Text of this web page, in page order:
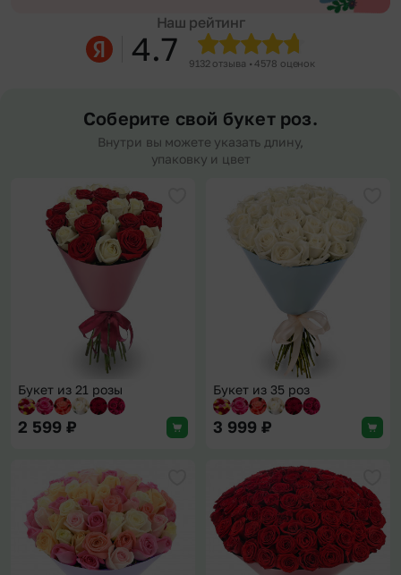
Наш рейтинг
4.7 9132 отзыва • 4578 оценок
Соберите свой букет роз.
Внутри вы можете указать длину,
упаковку и цвет
Добавить в избранное
Букет из 21 розы
2 599 ₽
Букет из 35 роз
3 999 ₽
Добавить в избранное